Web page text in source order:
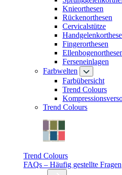
Knieorthesen
Rückenorthesen
Cervicalstütze
Fingerorthesen
Ferseneinlagen
Farbwelten
Farbübersicht
Trend Colours
Trend Colours
Trend Colours
FAQs – Häufig gestellte Fragen